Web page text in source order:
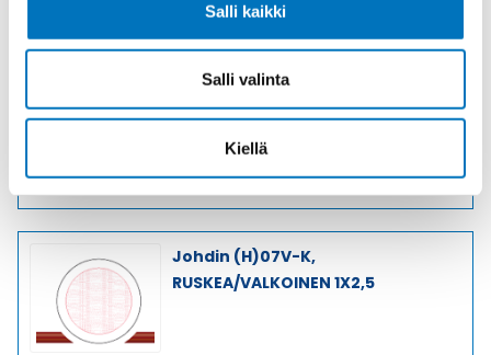
Salli kaikki
Salli valinta
Kiellä
SININEN/PUNAINEN 1X2,5
Johdin (H)07V-K,
RUSKEA/VALKOINEN 1X2,5